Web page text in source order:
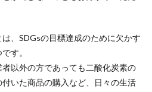
、SDGsの目標達成のために欠かす
す。
以外の方であっても二酸化炭素の
いた商品の購入など、日々の生活